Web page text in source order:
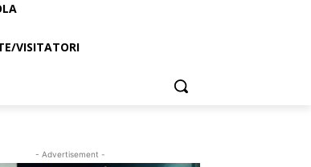
VISITATORI
- Advertisement -